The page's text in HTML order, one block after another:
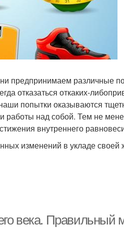
предпринимаем различные
отказаться откаких-
попытки оказываются
работы над собой. Тем не
внутреннего
изменений в укладе своей
века. Правильный